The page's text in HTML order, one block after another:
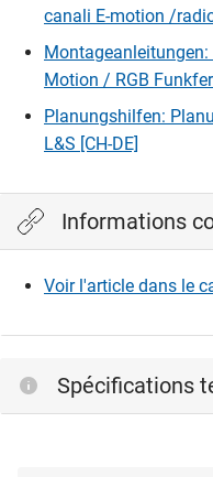
canali E-motion /
Motion / RGB
Planungshilfen:
L&S [CH-DE]
Informations
Voir l'article dans le
Spécifications